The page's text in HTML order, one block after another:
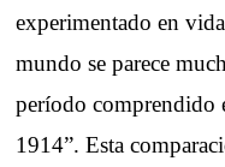
experimentado en
mundo se parece
período
1914”. Esta